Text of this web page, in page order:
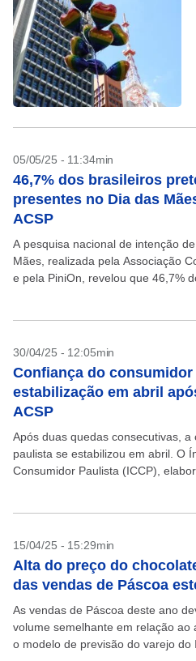
05/05/25 - 11:34min
46,7% dos brasileiros
presentes no Dia das
ACSP
A pesquisa nacional de intenção
Mães, realizada pela Associação
e pela PiniOn, revelou que 46,7%
30/04/25 - 12:05min
Confiança do
estabilização em abril
ACSP
Após duas quedas consecutivas,
paulista se estabilizou em abril. O
Consumidor Paulista (ICCP),
15/04/25 - 15:29min
Alta do preço do
das vendas de Páscoa
As vendas de Páscoa deste ano
volume semelhante em relação ao
o modelo de previsão do varejo do